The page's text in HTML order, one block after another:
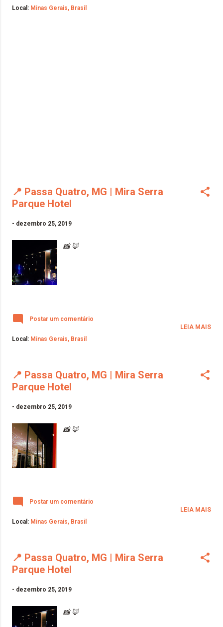
Local: Minas Gerais, Brasil
📍 Passa Quatro, MG | Mira Serra
Parque Hotel
- dezembro 25, 2019
📸 🦊
Postar um comentário
Local: Minas Gerais, Brasil
LEIA MAIS
📍 Passa Quatro, MG | Mira Serra
Parque Hotel
- dezembro 25, 2019
📸 🦊
Postar um comentário
Local: Minas Gerais, Brasil
LEIA MAIS
📍 Passa Quatro, MG | Mira Serra
Parque Hotel
- dezembro 25, 2019
📸 🦊